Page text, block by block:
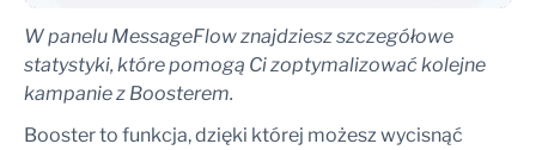
W panelu MessageFlow znajdziesz szczegółowe
statystyki, które pomogą Ci zoptymalizować kolejne
kampanie z Boosterem.
Booster to funkcja, dzięki której możesz wycisnąć